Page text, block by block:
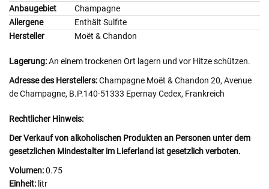
Anbaugebiet
Champagne
Allergene
Enthält Sulfite
Hersteller
Moët & Chandon
Lagerung:An einem trockenen Ort lagern und vor Hitze schützen.
Adresse des Herstellers:Champagne Moët & Chandon 20, Avenue
de Champagne, B.P.140-51333 Epernay Cedex, Frankreich
Rechtlicher Hinweis:
Der Verkauf von alkoholischen Produkten an Personen unter dem
gesetzlichen Mindestalter im Lieferland ist gesetzlich verboten.
Volumen:0.75
Einheit: litr